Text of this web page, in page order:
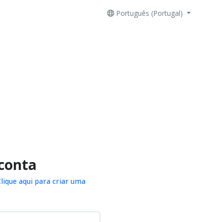
Português (Portugal)
aqui para criar uma